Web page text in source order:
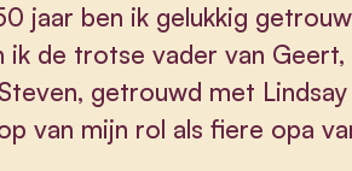
jaar ben ik gelukkig
ik de trotse vader van
getrouwd met
van mijn rol als fiere opa